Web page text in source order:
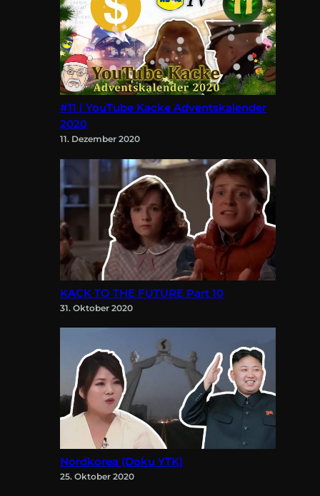
#11 | YouTube Kacke Adventskalender
2020
11. Dezember 2020
KACK TO THE FUTURE Part 10
31. Oktober 2020
Nordkorea (Doku YTK)
25. Oktober 2020